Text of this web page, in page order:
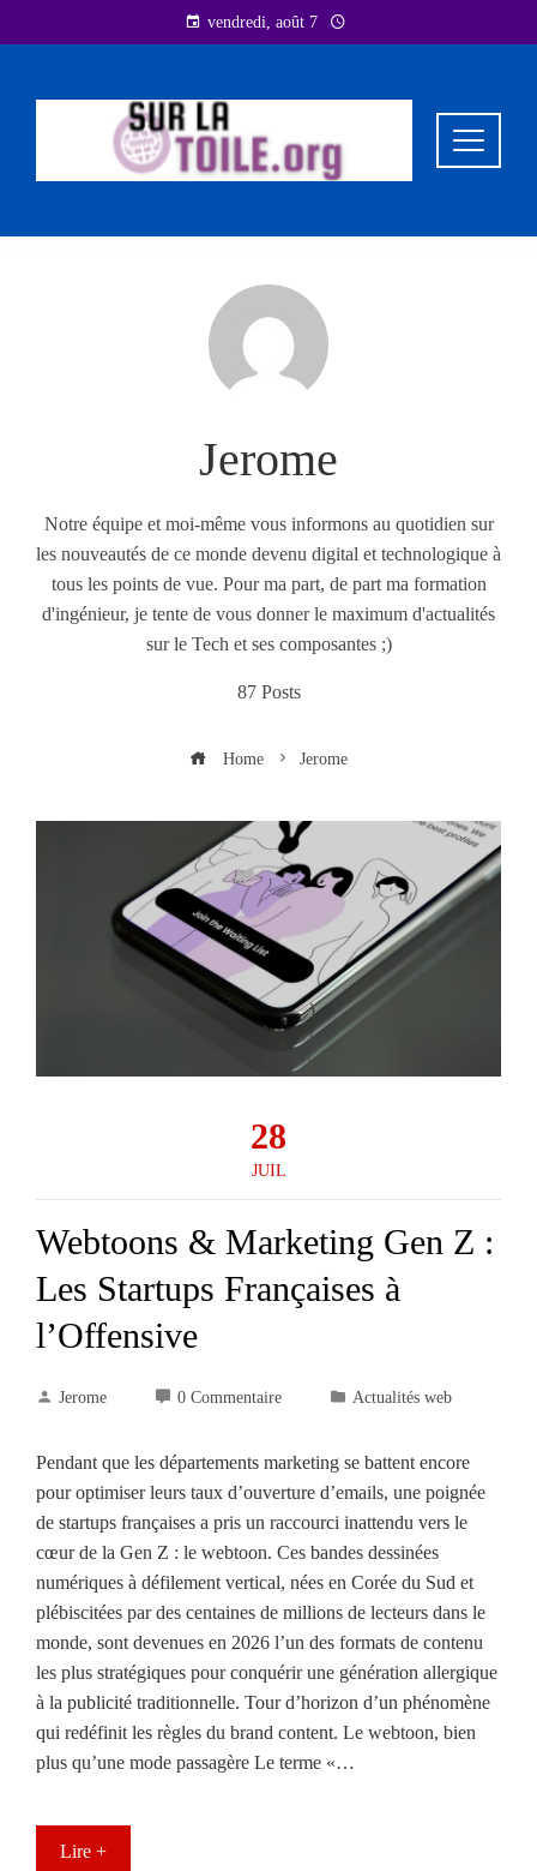
to
vendredi, août 7
Jerome
Notre équipe et moi-même vous informons au quotidien sur
les nouveautés de ce monde devenu digital et technologique à
tous les points de vue. Pour ma part, de part ma formation
d'ingénieur, je tente de vous donner le maximum d'actualités
sur le Tech et ses composantes ;)
87 Posts
Home Jerome
28
JUIL
Webtoons & Marketing Gen Z :
Les Startups Françaises à
l’Offensive
Jerome 0 Commentaire Actualités web
Pendant que les départements marketing se battent encore
pour optimiser leurs taux d’ouverture d’emails, une poignée
de startups françaises a pris un raccourci inattendu vers le
cœur de la Gen Z : le webtoon. Ces bandes dessinées
numériques à défilement vertical, nées en Corée du Sud et
plébiscitées par des centaines de millions de lecteurs dans le
monde, sont devenues en 2026 l’un des formats de contenu
les plus stratégiques pour conquérir une génération allergique
à la publicité traditionnelle. Tour d’horizon d’un phénomène
qui redéfinit les règles du brand content. Le webtoon, bien
plus qu’une mode passagère Le terme «…
Lire +